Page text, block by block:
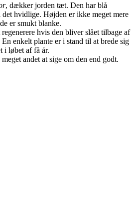
, dækker jorden tæt. Den har blå
hvidlige. Højden er ikke meget mere
er smukt blanke.
hvis den bliver slået tilbage af
enkelt plante er i stand til at brede sig
i løbet af få år.
andet at sige om den end godt.